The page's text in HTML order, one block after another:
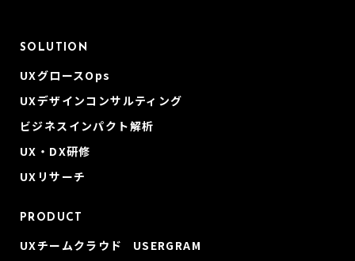
SOLUTION
UXグロースOps
UXデザインコンサルティング
ビジネスインパクト解析
UX・DX研修
UXリサーチ
PRODUCT
UXチームクラウド USERGRAM